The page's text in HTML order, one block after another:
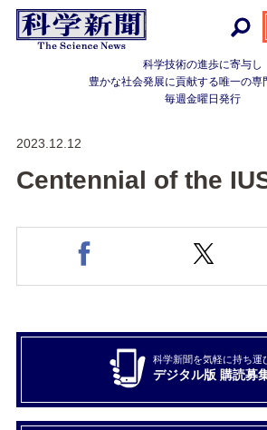
科学技術の進歩に寄与し
豊かな社会発展に貢献する唯一の専
毎週金曜日発行
2023.12.12
Centennial of the
科学新聞を気軽に持ち運
デジタル版 購読募